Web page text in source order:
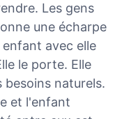
Les gens
une écharpe
avec elle
le porte. Elle
besoins naturels.
et l'enfant